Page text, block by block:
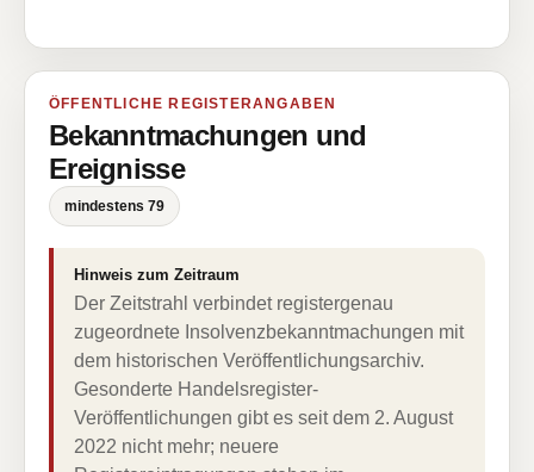
ÖFFENTLICHE REGISTERANGABEN
Bekanntmachungen und
Ereignisse
mindestens 79
Hinweis zum Zeitraum
Der Zeitstrahl verbindet registergenau
zugeordnete Insolvenzbekanntmachungen mit
dem historischen Veröffentlichungsarchiv.
Gesonderte Handelsregister-
Veröffentlichungen gibt es seit dem 2. August
2022 nicht mehr; neuere